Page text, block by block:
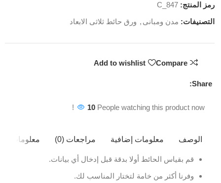
رمز المنتج:C_847
التصنيفات: مدن ومبانى , ورق حائط ثلاثى الابعاد
Compare
Add to wishlist
Share:
10 People watching this product now!
الوصف معلومات إضافية مراجعات (0) معلومات
قم بقياس الحائط أولا بدقة قبل إدخال أي بيانات.
وفرنا أكثر من خامة لتختار المناسب لك.